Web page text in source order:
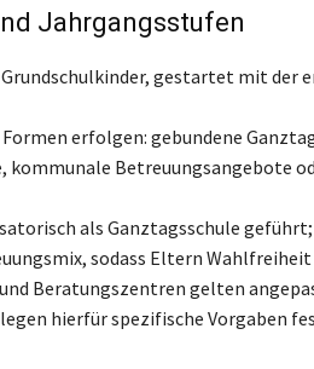
Jahrgangsstufen
gestartet mit der
erfolgen: gebundene
kommunale Betreuungsangebote
als Ganztagsschule
sodass Eltern
Beratungszentren gelten
hierfür spezifische Vorgaben